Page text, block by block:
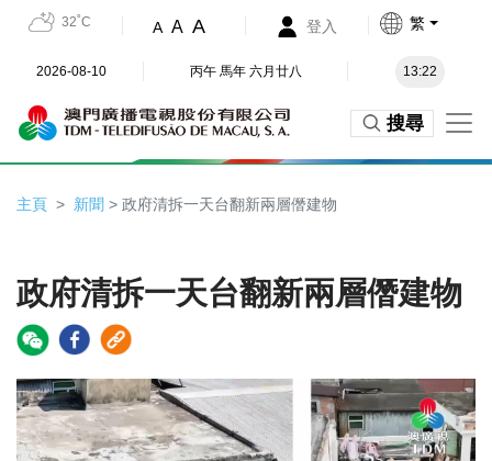
32˚C A A A 登入 繁
2026-08-10 丙午 馬年 六月廿八 13:22
搜尋
主頁 新聞 > 政府清拆一天台翻新兩層僭建物
政府清拆一天台翻新兩層僭建物
Video
Player